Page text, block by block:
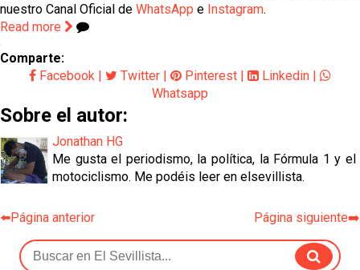
nuestro Canal Oficial de WhatsApp e Instagram.
Read more
Comparte:
Facebook | Twitter | Pinterest | Linkedin |
Whatsapp
Sobre el autor:
Jonathan HG
Me gusta el periodismo, la política, la Fórmula 1 y el
motociclismo. Me podéis leer en elsevillista.
⬅️Página anterior Página siguiente➡️